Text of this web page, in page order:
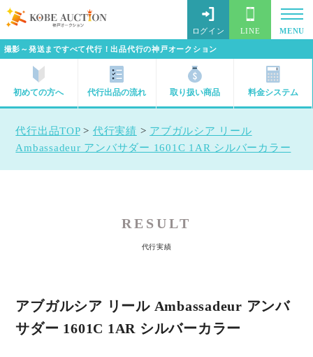
撮影～発送まですべて代行！出品代行の神戸オークション
ログイン LINE MENU
初めての方へ 代行出品の流れ 取り扱い商品 料金システム
代行出品TOP> 代行実績 > アブガルシア リール
Ambassadeur アンバサダー 1601C 1AR シルバーカラー
RESULT
代行実績
アブガルシア リール Ambassadeur アンバ
サダー 1601C 1AR シルバーカラー